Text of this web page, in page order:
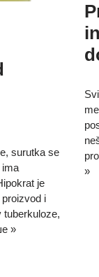
surutka se
ima
je
i
tuberkuloze,
»
»